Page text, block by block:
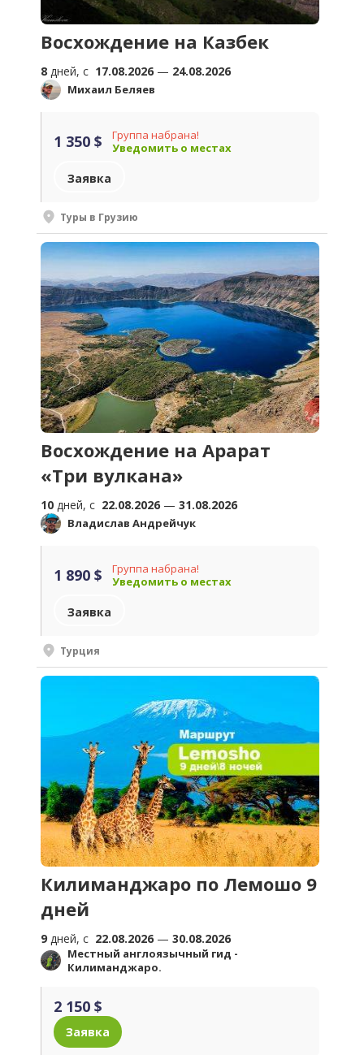
Восхождение на Казбек
8 дней, c 17.08.2026 — 24.08.2026
Михаил Беляев
1 350 $
Группа набрана!
Уведомить о местах
Заявка
Туры в Грузию
Восхождение на Арарат
«Три вулкана»
10 дней, c 22.08.2026 — 31.08.2026
Владислав Андрейчук
1 890 $
Группа набрана!
Уведомить о местах
Заявка
Турция
Килиманджаро по Лемошо 9
дней
9 дней, c 22.08.2026 — 30.08.2026
Местный англоязычный гид -
Килиманджаро.
2 150 $
Заявка